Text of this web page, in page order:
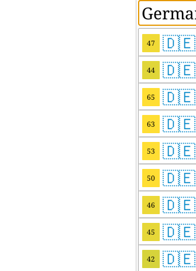
47 🇩🇪
44 🇩🇪
65 🇩🇪
63 🇩🇪
53 🇩🇪
50 🇩🇪
46 🇩🇪
45 🇩🇪
42 🇩🇪